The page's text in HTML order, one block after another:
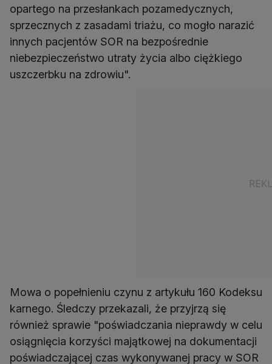
opartego na przesłankach pozamedycznych,
sprzecznych z zasadami triażu, co mogło narazić
innych pacjentów SOR na bezpośrednie
niebezpieczeństwo utraty życia albo ciężkiego
uszczerbku na zdrowiu".
Mowa o popełnieniu czynu z artykułu 160 Kodeksu
karnego. Śledczy przekazali, że przyjrzą się
również sprawie "poświadczania nieprawdy w celu
osiągnięcia korzyści majątkowej na dokumentacji
poświadczającej czas wykonywanej pracy w SOR